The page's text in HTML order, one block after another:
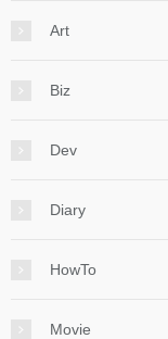
Art
Biz
Dev
Diary
HowTo
Movie